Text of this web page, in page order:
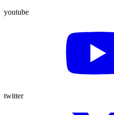
youtube
twitter